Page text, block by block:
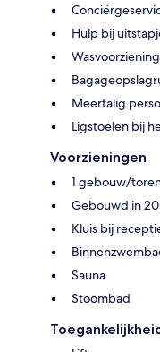
Hulp bij
Meertalig
Ligstoelen bij
Voorzieningen
1 gebouw/
Gebouwd in
Kluis bij
Sauna
Stoombad